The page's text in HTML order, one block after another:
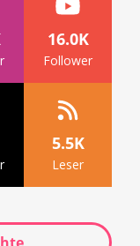
16.0K
Follower
5.5K
Leser